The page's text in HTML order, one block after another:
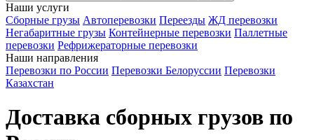
Наши услуги
Сборные грузы Автоперевозки Переезды ЖД перевозки
Негабаритные грузы Контейнерные перевозки Паллетные
перевозки Рефрижераторные перевозки
Наши направления
Перевозки по России Перевозки Белоруссии Перевозки
Казахстан
Доставка сборных грузов по